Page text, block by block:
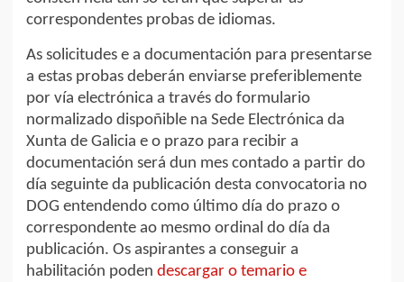
correspondentes probas de idiomas.
As solicitudes e a documentación para presentarse
a estas probas deberán enviarse preferiblemente
por vía electrónica a través do formulario
normalizado dispoñible na Sede Electrónica da
Xunta de Galicia e o prazo para recibir a
documentación será dun mes contado a partir do
día seguinte da publicación desta convocatoria no
DOG entendendo como último día do prazo o
correspondente ao mesmo ordinal do día da
publicación. Os aspirantes a conseguir a
habilitación poden descargar o temario e